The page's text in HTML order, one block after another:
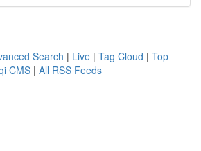
Search | Live | Tag Cloud | Top
CMS | All RSS Feeds